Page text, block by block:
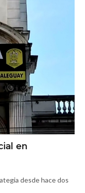
en
desde hace dos